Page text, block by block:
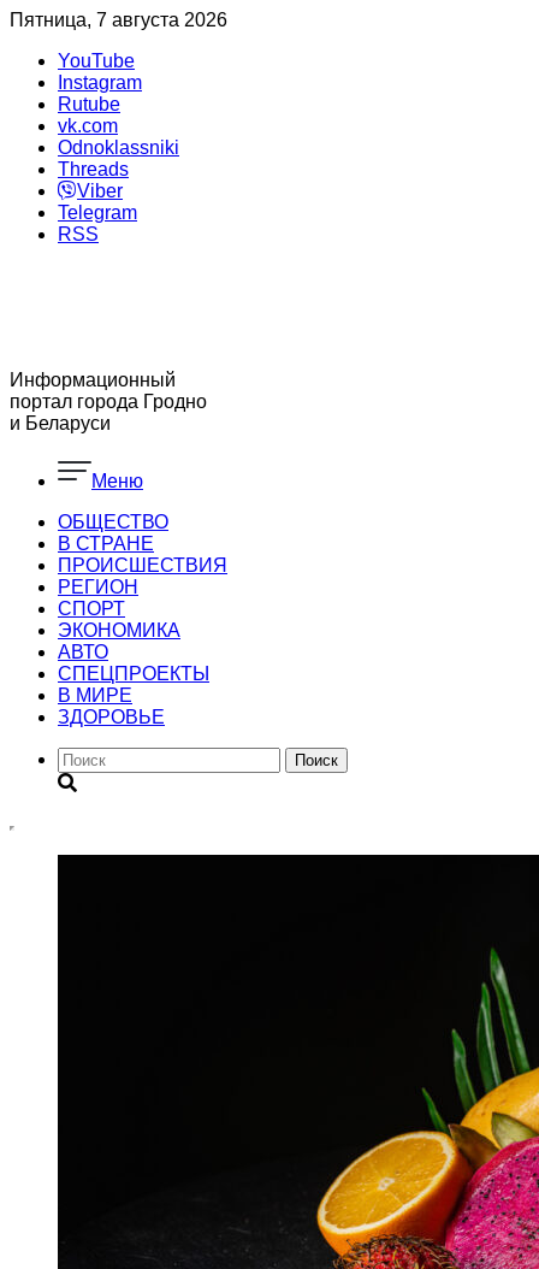
Пятница, 7 августа 2026
YouTube
Instagram
Rutube
vk.com
Odnoklassniki
Threads
Viber
Telegram
RSS
Информационный
портал города Гродно
и Беларуси
Меню
ОБЩЕСТВО
В СТРАНЕ
ПРОИСШЕСТВИЯ
РЕГИОН
CПОРТ
ЭКОНОМИКА
АВТО
СПЕЦПРОЕКТЫ
В МИРЕ
ЗДОРОВЬЕ
Поиск